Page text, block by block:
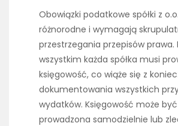
Obowiązki podatkowe spółki z
różnorodne i wymagają
przestrzegania przepisów prawa.
wszystkim każda spółka musi
księgowość, co wiąże się z
dokumentowania wszystkich
wydatków. Księgowość może być
prowadzona samodzielnie lub